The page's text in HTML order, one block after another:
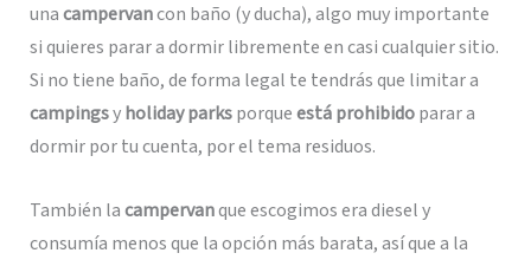
unacampervancon baño (y ducha), algo muy importante
si quieres parar a dormir libremente en casi cualquier sitio.
Si no tiene baño, de forma legal te tendrás que limitar a
campingsyholiday parksporqueestá prohibidoparar a
dormir por tu cuenta, por el tema residuos.
También lacampervanque escogimos era diesel y
consumía menos que la opción más barata, así que a la